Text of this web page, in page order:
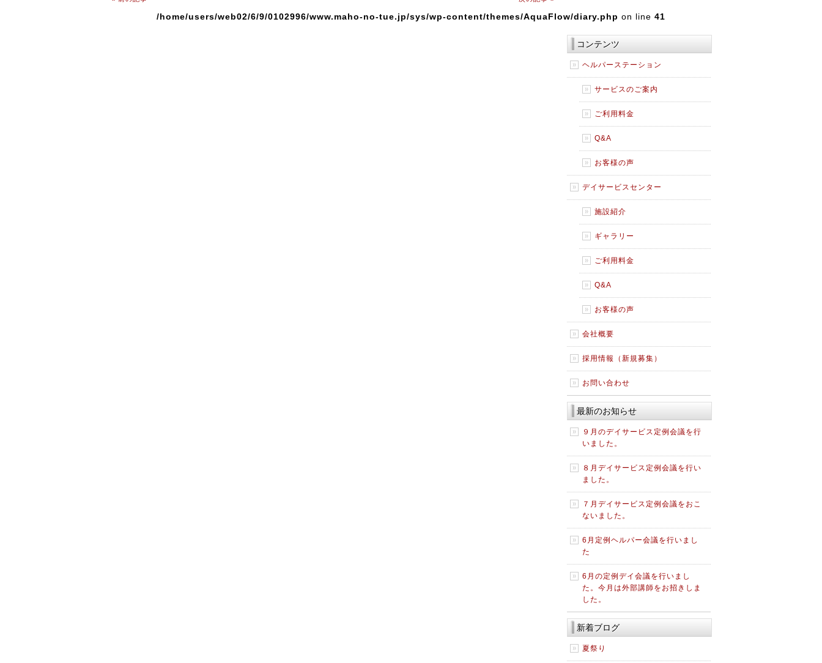
/home/users/web02/6/9/0102996/www.maho-no-tue.jp/sys/wp-content/themes/AquaFlow/diary.php on line 41
コンテンツ
ヘルパーステーション
サービスのご案内
ご利用料金
Q&A
お客様の声
デイサービスセンター
施設紹介
ギャラリー
ご利用料金
Q&A
お客様の声
会社概要
採用情報（新規募集）
お問い合わせ
最新のお知らせ
９月のデイサービス定例会議を行
いました。
８月デイサービス定例会議を行い
ました。
７月デイサービス定例会議をおこ
ないました。
6月定例ヘルパー会議を行いまし
た
6月の定例デイ会議を行いまし
た。今月は外部講師をお招きしま
した。
新着ブログ
夏祭り